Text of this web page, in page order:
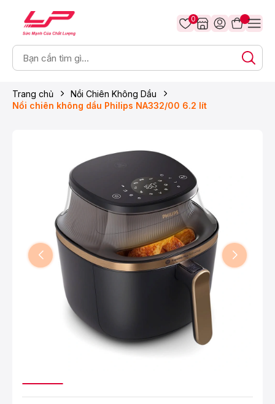
0
Trang chủ
Nồi Chiên Không Dầu
Nồi chiên không dầu Philips NA332/00 6.2 lít